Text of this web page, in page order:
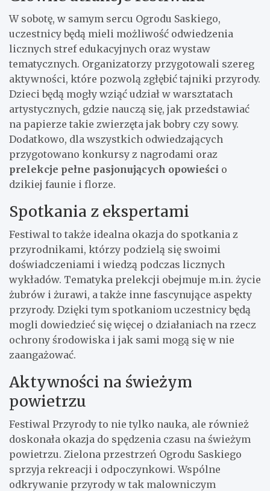
W sobotę, w samym sercu Ogrodu Saskiego,
uczestnicy będą mieli możliwość odwiedzenia
licznych stref edukacyjnych oraz wystaw
tematycznych. Organizatorzy przygotowali szereg
aktywności, które pozwolą zgłębić tajniki przyrody.
Dzieci będą mogły wziąć udział w warsztatach
artystycznych, gdzie nauczą się, jak przedstawiać
na papierze takie zwierzęta jak bobry czy sowy.
Dodatkowo, dla wszystkich odwiedzających
przygotowano konkursy z nagrodami oraz
prelekcje pełne pasjonujących opowieści o
dzikiej faunie i florze.
Spotkania z ekspertami
Festiwal to także idealna okazja do spotkania z
przyrodnikami, którzy podzielą się swoimi
doświadczeniami i wiedzą podczas licznych
wykładów. Tematyka prelekcji obejmuje m.in. życie
żubrów i żurawi, a także inne fascynujące aspekty
przyrody. Dzięki tym spotkaniom uczestnicy będą
mogli dowiedzieć się więcej o działaniach na rzecz
ochrony środowiska i jak sami mogą się w nie
zaangażować.
Aktywności na świeżym
powietrzu
Festiwal Przyrody to nie tylko nauka, ale również
doskonała okazja do spędzenia czasu na świeżym
powietrzu. Zielona przestrzeń Ogrodu Saskiego
sprzyja rekreacji i odpoczynkowi. Wspólne
odkrywanie przyrody w tak malowniczym